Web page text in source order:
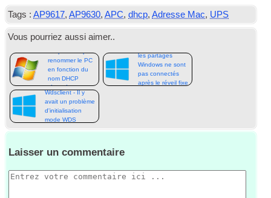
Tags : AP9617,AP9630,APC,dhcp,Adresse Mac, UPS
Vous pourriez aussi aimer..
renommer le PC
en fonction du
nom DHCP
réservé
les partages
Windows ne sont
pas connectés
après le réveil fixe
Wdsclient - Il y
avait un problème
d'initialisation
mode WDS
Laisser un commentaire